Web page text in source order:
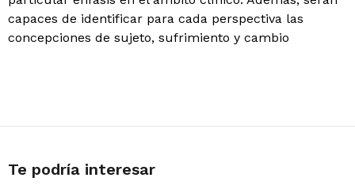
capaces de identificar para cada perspectiva las
concepciones de sujeto, sufrimiento y cambio
Te podría interesar